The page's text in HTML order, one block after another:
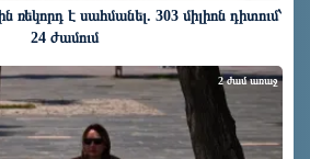
է սահմանել. 303 միլիոն դիտում՝
24 ժամում
2 ժամ առաջ